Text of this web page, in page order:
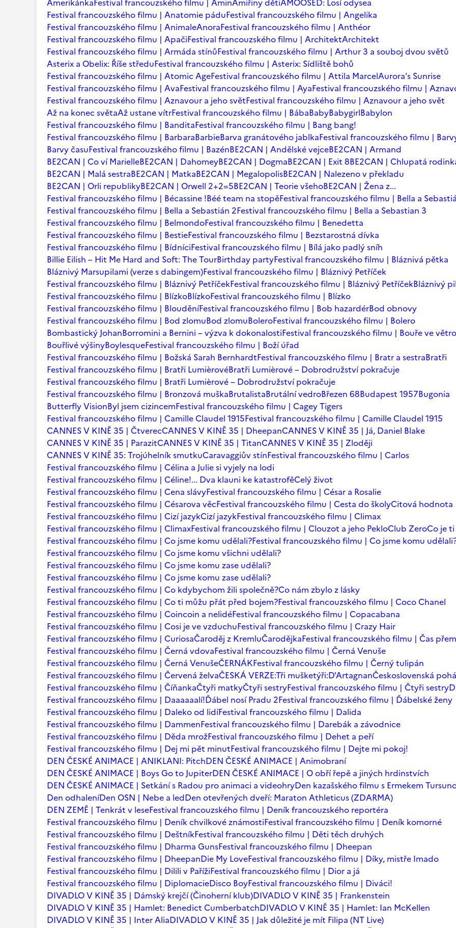
AmerikánkaFestival francouzského filmu | AminAmiřiny dětiAMOOSED: Losí odysea
Festival francouzského filmu | Anatomie páduFestival francouzského filmu | Angelika
Festival francouzského filmu | AnimaleAnoraFestival francouzského filmu | Anthéor
Festival francouzského filmu | ApačiFestival francouzského filmu | ArchitektArchitekt
Festival francouzského filmu | Armáda stínůFestival francouzského filmu | Arthur 3 a souboj dvou světů
Asterix a Obelix: Říše středuFestival francouzského filmu | Asterix: Sídliště bohů
Festival francouzského filmu | Atomic AgeFestival francouzského filmu | Attila MarcelAurora's Sunrise
Festival francouzského filmu | AvaFestival francouzského filmu | AyaFestival francouzského filmu |
Festival francouzského filmu | Aznavour a jeho světFestival francouzského filmu | Aznavour a jeho svět
Až na konec světaAž ustane vítrFestival francouzského filmu | BábaBabyBabygirlBabylon
Festival francouzského filmu | BanditaFestival francouzského filmu | Bang bang!
Festival francouzského filmu | BarbaraBarbieBarva granátového jablkaFestival francouzského filmu |
Barvy časuFestival francouzského filmu | BazénBE2CAN | Andělské vejceBE2CAN | Armand
BE2CAN | Co ví MarielleBE2CAN | DahomeyBE2CAN | DogmaBE2CAN | Exit 8BE2CAN | Chlupatá
BE2CAN | Malá sestraBE2CAN | MatkaBE2CAN | MegalopolisBE2CAN | Nalezeno v překladu
BE2CAN | Orli republikyBE2CAN | Orwell 2+2=5BE2CAN | Teorie všehoBE2CAN | Žena z...
Festival francouzského filmu | Bécassine !Béé team na stopěFestival francouzského filmu | Bella a
Festival francouzského filmu | Bella a Sebastián 2Festival francouzského filmu | Bella a Sebastian 3
Festival francouzského filmu | BelmondoFestival francouzského filmu | Benedetta
Festival francouzského filmu | BestieFestival francouzského filmu | Bezstarostná dívka
Festival francouzského filmu | BídníciFestival francouzského filmu | Bílá jako padlý sníh
Billie Eilish – Hit Me Hard and Soft: The TourBirthday partyFestival francouzského filmu | Bláznivá pětka
Bláznivý Marsupilami (verze s dabingem)Festival francouzského filmu | Bláznivý Petříček
Festival francouzského filmu | Bláznivý PetříčekFestival francouzského filmu | Bláznivý PetříčekBláznivý
Festival francouzského filmu | BlízkoBlízkoFestival francouzského filmu | Blízko
Festival francouzského filmu | BlouděníFestival francouzského filmu | Bob hazardérBod obnovy
Festival francouzského filmu | Bod zlomuBod zlomuBoleroFestival francouzského filmu | Bolero
Bombastický JohanBorromini a Bernini – výzva k dokonalostiFestival francouzského filmu | Bouře ve
Bouřlivé výšinyBoylesqueFestival francouzského filmu | Boží úřad
Festival francouzského filmu | Božská Sarah BernhardtFestival francouzského filmu | Bratr a sestraBratři
Festival francouzského filmu | Bratři LumièrovéBratři Lumièrové – Dobrodružství pokračuje
Festival francouzského filmu | Bratři Lumièrové – Dobrodružství pokračuje
Festival francouzského filmu | Bronzová muškaBrutalistaBrutální vedroBřezen 68Budapest 1957Bugonia
Butterfly VisionByl jsem cizincemFestival francouzského filmu | Cagey Tigers
Festival francouzského filmu | Camille Claudel 1915Festival francouzského filmu | Camille Claudel 1915
CANNES V KINĚ 35 | ČtverecCANNES V KINĚ 35 | DheepanCANNES V KINĚ 35 | Já, Daniel Blake
CANNES V KINĚ 35 | ParazitCANNES V KINĚ 35 | TitanCANNES V KINĚ 35 | Zloději
CANNES V KINĚ 35: Trojúhelník smutkuCaravaggiův stínFestival francouzského filmu | Carlos
Festival francouzského filmu | Célina a Julie si vyjely na lodi
Festival francouzského filmu | Céline!... Dva klauni ke katastrofěCelý život
Festival francouzského filmu | Cena slávyFestival francouzského filmu | César a Rosalie
Festival francouzského filmu | Césarova věcFestival francouzského filmu | Cesta do školyCitová hodnota
Festival francouzského filmu | Cizí jazykCizí jazykFestival francouzského filmu | Climax
Festival francouzského filmu | ClimaxFestival francouzského filmu | Clouzot a jeho PekloClub ZeroCo je
Festival francouzského filmu | Co jsme komu udělali?Festival francouzského filmu | Co jsme komu
Festival francouzského filmu | Co jsme komu všichni udělali?
Festival francouzského filmu | Co jsme komu zase udělali?
Festival francouzského filmu | Co jsme komu zase udělali?
Festival francouzského filmu | Co kdybychom žili společně?Co nám zbylo z lásky
Festival francouzského filmu | Co ti můžu přát před bojem?Festival francouzského filmu | Coco Chanel
Festival francouzského filmu | Coincoin a nelidéFestival francouzského filmu | Copacabana
Festival francouzského filmu | Cosi je ve vzduchuFestival francouzského filmu | Crazy Hair
Festival francouzského filmu | CuriosaČaroděj z KremluČarodějkaFestival francouzského filmu | Čas
Festival francouzského filmu | Černá vdovaFestival francouzského filmu | Černá Venuše
Festival francouzského filmu | Černá VenušeČERNÁKFestival francouzského filmu | Černý tulipán
Festival francouzského filmu | Červená želvaČESKÁ VERZE:Tři mušketýři:D'ArtagnanČeskoslovenská
Festival francouzského filmu | ČíňankaČtyři matkyČtyři sestryFestival francouzského filmu | Čtyři sestry
Festival francouzského filmu | Daaaaaalí!Ďábel nosí Pradu 2Festival francouzského filmu | Ďábelské ženy
Festival francouzského filmu | Daleko od lidíFestival francouzského filmu | Dalida
Festival francouzského filmu | DammenFestival francouzského filmu | Darebák a závodnice
Festival francouzského filmu | Děda mrožFestival francouzského filmu | Dehet a peří
Festival francouzského filmu | Dej mi pět minutFestival francouzského filmu | Dejte mi pokoj!
DEN ČESKÉ ANIMACE | ANIKLANI: PitchDEN ČESKÉ ANIMACE | Animobraní
DEN ČESKÉ ANIMACE | Boys Go to JupiterDEN ČESKÉ ANIMACE | O obří řepě a jiných hrdinstvích
DEN ČESKÉ ANIMACE | Setkání s Radou pro animaci a videohryDen kazašského filmu s Ermekem
Den odhaleníDen OSN | Nebe a ledDen otevřených dveří: Maraton Athleticus (ZDARMA)
DEN ZEMĚ | Tenkrát v leseFestival francouzského filmu | Deník francouzského reportéra
Festival francouzského filmu | Deník chvilkové známostiFestival francouzského filmu | Deník komorné
Festival francouzského filmu | DeštníkFestival francouzského filmu | Děti těch druhých
Festival francouzského filmu | Dharma GunsFestival francouzského filmu | Dheepan
Festival francouzského filmu | DheepanDie My LoveFestival francouzského filmu | Díky, mistře Imado
Festival francouzského filmu | Dilili v PařížiFestival francouzského filmu | Dior a já
Festival francouzského filmu | DiplomacieDisco BoyFestival francouzského filmu | Diváci!
DIVADLO V KINĚ 35 | Dámský krejčí (Činoherní klub)DIVADLO V KINĚ 35 | Frankenstein
DIVADLO V KINĚ 35 | Hamlet: Benedict CumberbatchDIVADLO V KINĚ 35 | Hamlet: Ian McKellen
DIVADLO V KINĚ 35 | Inter AliaDIVADLO V KINĚ 35 | Jak důležité je mít Filipa (NT Live)